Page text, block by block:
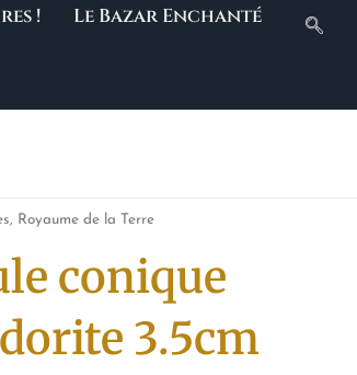
!
Le Bazar Enchanté
, Royaume de la Terre
conique
3.5cm